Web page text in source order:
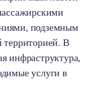
подземным
территорией. В
инфраструктура,
услуги в